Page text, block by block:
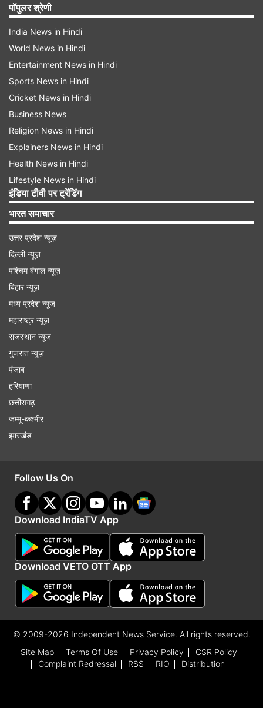
पहलगाम जाने से बच रहे हैं पर्यटक
इंडिया टीवी से बात करते हुए यहां के होटल व्यवसायी, टट्टू
मालिक और आम लोगों ने कहा कि हम तबाह हो गए हैं। सारी
बुकिंग कैंसिल हो गई हैं। इस हमले से सिर्फ हम ही नहीं बल्कि
हमारा पूरा परिवार सदमे में है। जो कुछ भी हुआ वह इंसानियत
के खिलाफ है। धर्म के खिलाफ है। इस घटना से पर्यटन खत्म
हो गया है।
IMAGE SOURCE : INDIA TV
आतंकी हमले के बाद वीरान पड़े पहलगाम के पर्यटन स्थल
एक अन्य होटल व्यवसायी ने कहा कि जब यह घटना हुई तो
हमारा होटल पर्यटकों से भरा हुआ था। वे पूरी रात रोते रहे।
हम भी उनके साथ थे और अगले दिन हमने उन्हें यहां से विदा
कर दिया। उन्होंने यह भी बताया कि हमारे होटल में 40 लोग
काम करते थे, उन सभी की नौकरी चली गई है।
पॉपुलर श्रेणी
India News in Hindi
World News in Hindi
Entertainment News in Hindi
Sports News in Hindi
Cricket News in Hindi
Business News
Religion News in Hindi
Explainers News in Hindi
Health News in Hindi
Lifestyle News in Hindi
इंडिया टीवी पर ट्रेंडिंग
भारत समाचार
उत्तर प्रदेश न्यूज़
दिल्ली न्यूज़
पश्चिम बंगाल न्यूज़
बिहार न्यूज़
मध्य प्रदेश न्यूज़
महाराष्ट्र न्यूज़
राजस्थान न्यूज़
गुजरात न्यूज़
पंजाब
हरियाणा
छत्तीसगढ़
जम्मू-कश्मीर
झारखंड
Follow Us On
Download IndiaTV App
Download VETO OTT App
© 2009-2026 Independent News Service. All rights reserved.
Site Map
Terms Of Use Privacy Policy
CSR Policy
Complaint Redressal
RSS RIO Distribution